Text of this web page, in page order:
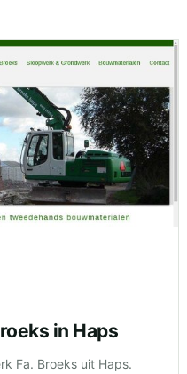
in Haps
Fa. Broeks uit Haps.